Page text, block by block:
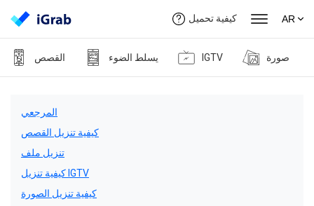
كيفية تحميل AR
القصص يسلط الضوء IGTV صورة
المرجعي
كيفية تنزيل القصص
تنزيل ملف
كيفية تنزيل IGTV
كيفية تنزيل الصورة